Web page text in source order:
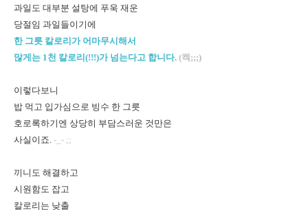
과일도 대부분 설탕에 푸욱 재운
당절임 과일들이기에
한 그릇 칼로리가 어마무시해서
많게는 1천 칼로리(!!!)가 넘는다고 합니다. (켁;;;)
이렇다보니
밥 먹고 입가심으로 빙수 한 그릇
호로록하기엔 상당히 부담스러운 것만은
사실이죠. -_- ;;
끼니도 해결하고
시원함도 잡고
칼로리는 낮출